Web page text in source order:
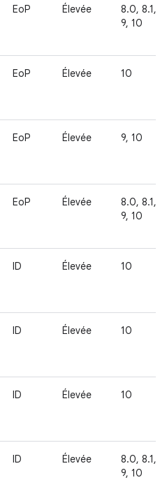
EoP Élevée
8.0, 8.1,
9, 10
EoP Élevée 10
EoP Élevée 9, 10
EoP Élevée
8.0, 8.1,
9, 10
ID Élevée 10
ID Élevée 10
ID Élevée 10
ID Élevée
8.0, 8.1,
9, 10